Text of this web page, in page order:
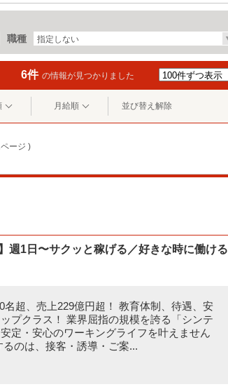
職種 指定しない
6件 の情報が見つかりました
月給順 並び替え解除
ージ )
週1日〜サクッと稼げる／好きな時に働ける
名超、売上229億円超！ 教育体制、待遇、安
プクラス！ 業界屈指の規模を誇る「シンテ
定・安心のワーキングライフを叶えません
のは、接客・誘導・ご案...